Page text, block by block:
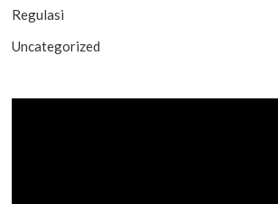
Regulasi
Uncategorized